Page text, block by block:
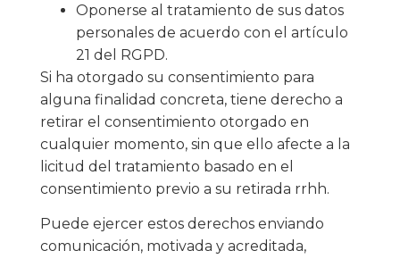
Oponerse al tratamiento de sus datos
personales de acuerdo con el artículo
21 del RGPD.
Si ha otorgado su consentimiento para
alguna finalidad concreta, tiene derecho a
retirar el consentimiento otorgado en
cualquier momento, sin que ello afecte a la
licitud del tratamiento basado en el
consentimiento previo a su retirada rrhh.
Puede ejercer estos derechos enviando
comunicación, motivada y acreditada,